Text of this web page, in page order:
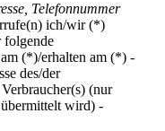
Telefonnummer
ich/wir (*)
folgende
(*)/erhalten am (*) -
des/der
(nur
wird) -